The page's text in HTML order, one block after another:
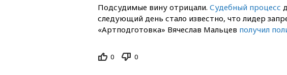
Подсудимые вину отрицали. Судебный процесс
следующий день стало известно, что лидер
«Артподготовка» Вячеслав Мальцев получил
0 0